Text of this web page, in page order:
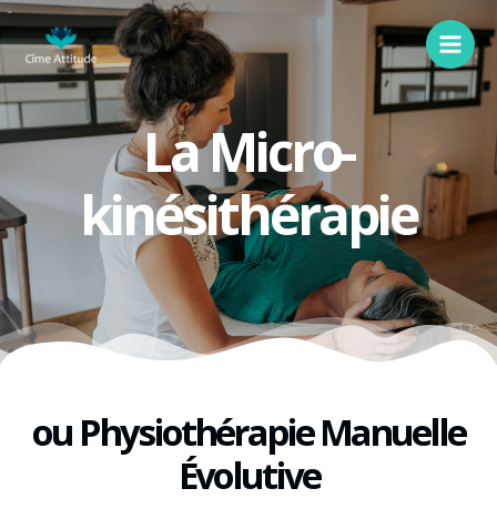
La Micro-
kinésithérapie
ou Physiothérapie Manuelle
Évolutive